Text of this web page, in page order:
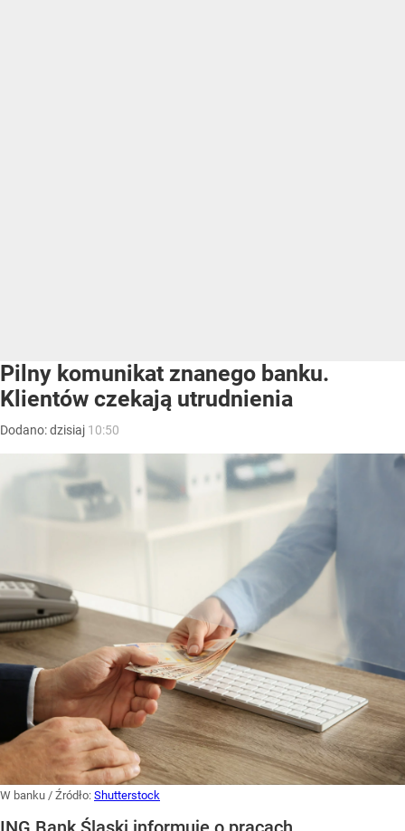
Pilny komunikat znanego banku.
Klientów czekają utrudnienia
Dodano:dzisiaj 10:50
W banku / Źródło: Shutterstock